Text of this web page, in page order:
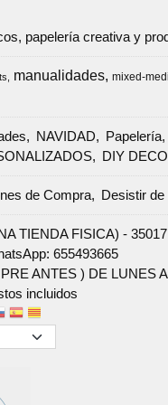
papelería creativa y
manualidades mixed-
NAVIDAD Papelería
DIY
de Compra Desistir de
TIENDA FISICA) -
655493665
ANTES ) DE LUNES
incluidos